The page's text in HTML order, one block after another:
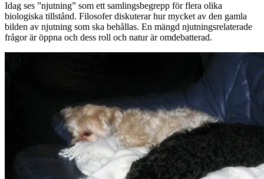
Idag ses ”njutning” som ett samlingsbegrepp för flera olika
biologiska tillstånd. Filosofer diskuterar hur mycket av den gamla
bilden av njutning som ska behållas. En mängd njutningsrelaterade
frågor är öppna och dess roll och natur är omdebatterad.